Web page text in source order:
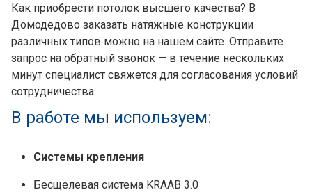
Как приобрести потолок высшего качества? В
Домодедово заказать натяжные конструкции
различных типов можно на нашем сайте. Отправите
запрос на обратный звонок — в течение нескольких
минут специалист свяжется для согласования условий
сотрудничества.
В работе мы используем:
Системы крепления
Бесщелевая система KRAAB 3.0